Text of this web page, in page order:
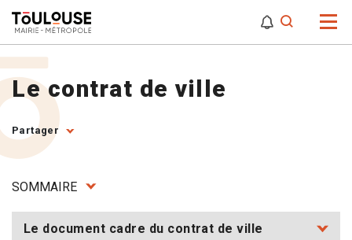
Le contrat de ville
Partager
SOMMAIRE
Le document cadre du contrat de ville